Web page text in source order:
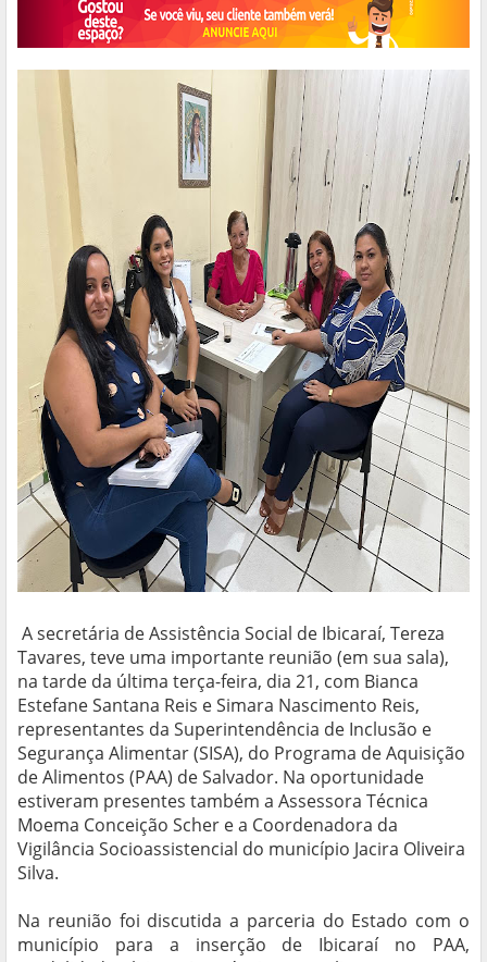
A secretária de Assistência Social de Ibicaraí, Tereza
Tavares, teve uma importante reunião (em sua sala),
na tarde da última terça-feira, dia 21, com Bianca
Estefane Santana Reis e Simara Nascimento Reis,
representantes da Superintendência de Inclusão e
Segurança Alimentar (SISA), do Programa de Aquisição
de Alimentos (PAA) de Salvador. Na oportunidade
estiveram presentes também a Assessora Técnica
Moema Conceição Scher e a Coordenadora da
Vigilância Socioassistencial do município Jacira Oliveira
Silva.
Na reunião foi discutida a parceria do Estado com o
município para a inserção de Ibicaraí no PAA,